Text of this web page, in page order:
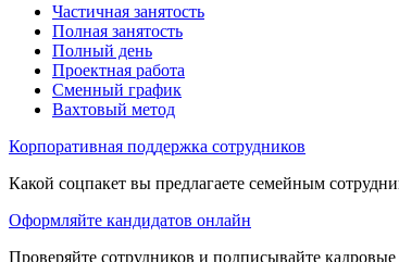
Частичная занятость
Полная занятость
Полный день
Проектная работа
Сменный график
Вахтовый метод
Корпоративная поддержка сотрудников
Какой соцпакет вы предлагаете семейным
Оформляйте кандидатов онлайн
Проверяйте сотрудников и подписывайте